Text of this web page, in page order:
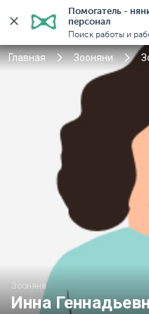
Помогатель -
персонал
Поиск работы и
Главная Зооняни
Инна
Зооняня